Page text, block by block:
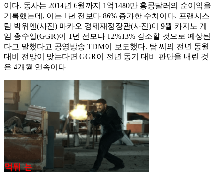
이다. 동사는 2014년 6월까지 1억1480만 홍콩달러의 순이익을
기록했는데, 이는 1년 전보다 86% 증가한 수치이다. 프랜시스
탐 박위엔(사진) 마카오 경제재정장관(사진)이 9월 카지노 게
임 총수입(GGR)이 1년 전보다 12%13% 감소할 것으로 예상된
다고 말했다고 공영방송 TDM이 보도했다. 탐 씨의 전년 동월
대비 전망이 맞는다면 GGR이 전년 동기 대비 판단을 내린 것
은 4개월 연속이다.